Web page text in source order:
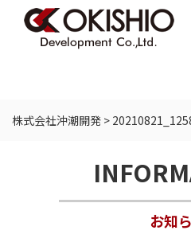
株式会社沖潮開発 >
お知